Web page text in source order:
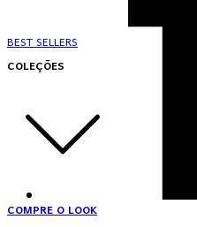
BEST SELLERS
COLEÇÕES
COMPRE O LOOK